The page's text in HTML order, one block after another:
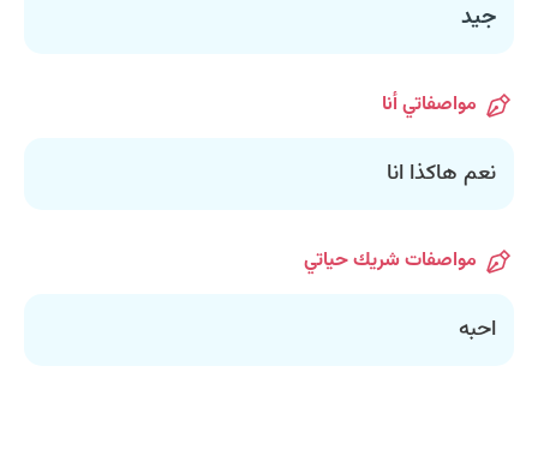
جيد
مواصفاتي أنا
نعم هاكذا انا
مواصفات شريك حياتي
احبه